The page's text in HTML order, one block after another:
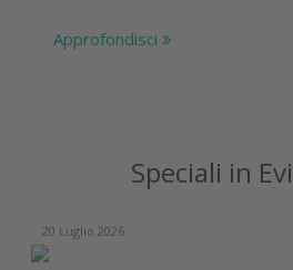
Approfondisci
Speciali in
20 Luglio 2026